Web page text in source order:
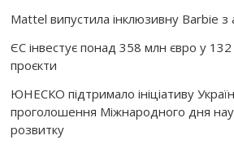
Mattel випустила інклюзивну Barbie з
ЄС інвестує понад 358 млн євро у 132
проєкти
ЮНЕСКО підтримало ініціативу
проголошення Міжнародного дня
розвитку